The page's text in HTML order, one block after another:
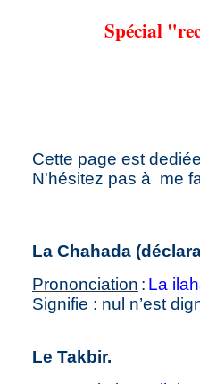
Spécial
Cette page est
N'hésitez pas à me
La Chahada
Prononciation : La
Signifie : nul n’est
Le Takbir.